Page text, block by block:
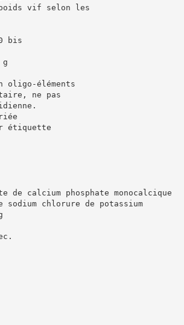
vif selon les
bis
g
oligo-éléments
ne pas
étiquette
de calcium phosphate monocalcique
chlorure de potassium